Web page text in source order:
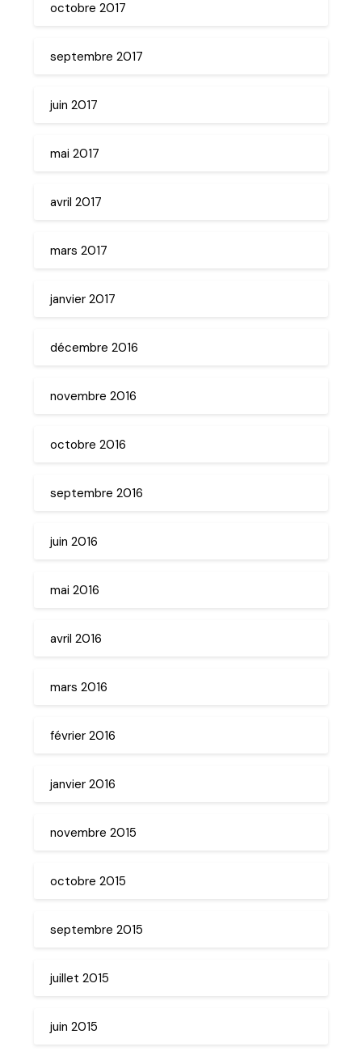
octobre 2017
septembre 2017
juin 2017
mai 2017
avril 2017
mars 2017
janvier 2017
décembre 2016
novembre 2016
octobre 2016
septembre 2016
juin 2016
mai 2016
avril 2016
mars 2016
février 2016
janvier 2016
novembre 2015
octobre 2015
septembre 2015
juillet 2015
juin 2015